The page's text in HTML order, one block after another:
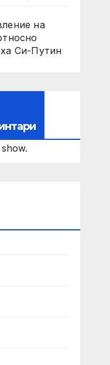
на
Си-Путин